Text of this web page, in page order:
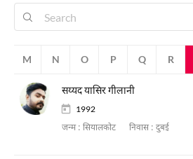
M N O P Q R
सय्यद यासिर गीलानी
1992
जन्म : सियालकोट निवास : दुबई